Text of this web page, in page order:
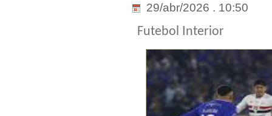
29/abr/2026 . 10:50
Futebol Interior